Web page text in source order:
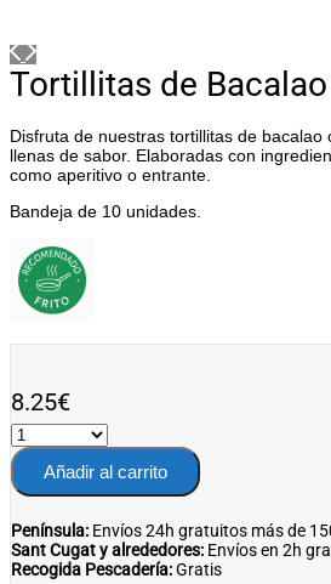
Tortillitas de Bacalao
Disfruta de nuestras tortillitas de bacalao
llenas de sabor. Elaboradas con
como aperitivo o entrante.
Bandeja de 10 unidades.
8.25€
Añadir al carrito
Península: Envíos 24h gratuitos más de
Sant Cugat y alrededores: Envíos en 2h
Recogida Pescadería:Gratis